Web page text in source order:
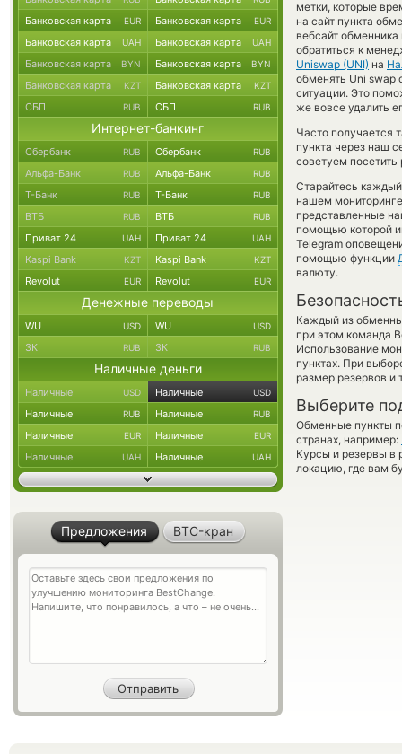
метки, которые
на сайт пункта
вебсайт
обратиться к
Uniswap (UNI) на
обменять Uni swap
ситуации. Это
же вовсе удалить
Часто получается
пункта через наш
советуем посетить
Старайтесь
нашем
представленные
помощью которой
Telegram
помощью функции
валюту.
Каждый из
при этом команда
Использование
пунктах. При
размер резервов и
Выберите
Обменные пункты
странах, например:
Курсы и резервы в
локацию, где вам
Банковская карта EUR Банковская карта EUR
Банковская карта UAH Банковская карта UAH
Банковская карта BYN Банковская карта BYN
Банковская карта KZT Банковская карта KZT
СБП RUB СБП RUB
Интернет-банкинг
Сбербанк RUB Сбербанк RUB
Альфа-Банк RUB Альфа-Банк RUB
Т-Банк RUB Т-Банк RUB
ВТБ RUB ВТБ RUB
Приват 24 UAH Приват 24 UAH
Kaspi Bank KZT Kaspi Bank KZT
Revolut EUR Revolut EUR
Денежные переводы
WU USD WU USD
ЗК RUB ЗК RUB
Наличные деньги
Наличные USD Наличные USD
Наличные RUB Наличные RUB
Наличные EUR Наличные EUR
Наличные UAH Наличные UAH
Предложения BTC-кран